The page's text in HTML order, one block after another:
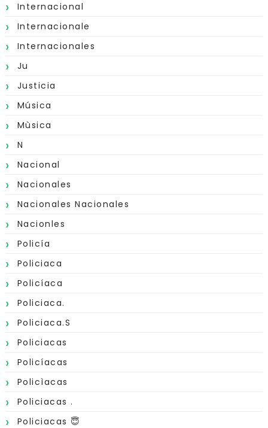
Internacional
Internacionale
Internacionales
Ju
Justicia
Música
Mùsica
N
Nacional
Nacionales
Nacionales Nacionales
Nacionles
Policía
Policiaca
Policíaca
Policiaca.
Policiaca.s
Policiacas
Policíacas
Policìacas
Policiacas .
Policiacas 😇